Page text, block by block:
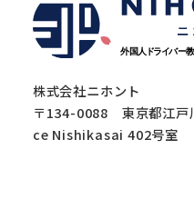
株式会社ニホント
〒134-0088 東京都江
ce Nishikasai 402号室